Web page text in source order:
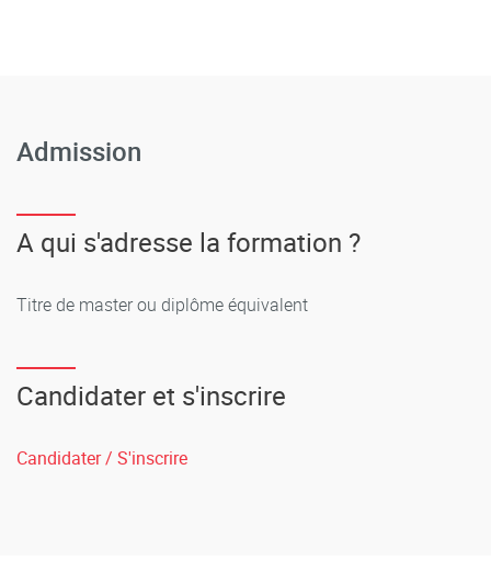
Admission
A qui s'adresse la formation ?
Titre de master ou diplôme équivalent
Candidater et s'inscrire
Candidater / S'inscrire